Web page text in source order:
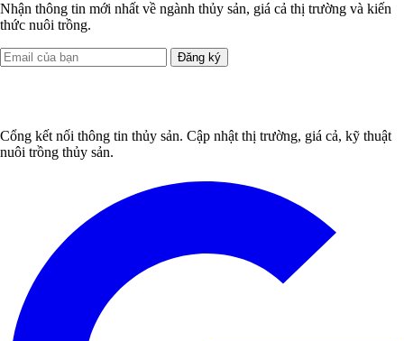
Nhận thông tin mới nhất về ngành thủy sản, giá cả thị trường và kiến
thức nuôi trồng.
Đăng ký
Cổng kết nối thông tin thủy sản. Cập nhật thị trường, giá cả, kỹ thuật
nuôi trồng thủy sản.